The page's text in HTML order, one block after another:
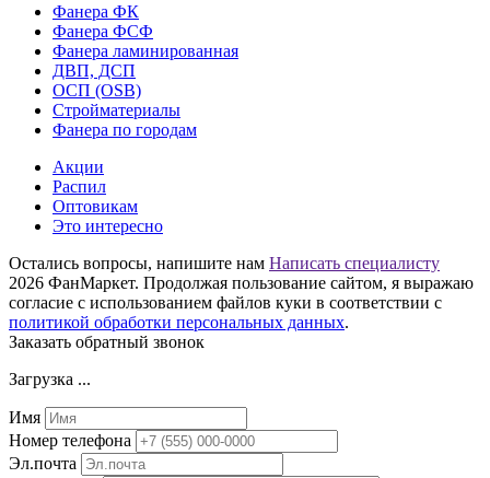
Фанера ФК
Фанера ФСФ
Фанера ламинированная
ДВП, ДСП
ОСП (OSB)
Стройматериалы
Фанера по городам
Акции
Распил
Оптовикам
Это интересно
Остались вопросы, напишите нам Написать специалисту
2026 ФанМаркет. Продолжая пользование сайтом, я выражаю
согласие с использованием файлов куки в соответствии с
политикой обработки персональных данных.
Заказать обратный звонок
Загрузка ...
Имя
Номер телефона
Эл.почта